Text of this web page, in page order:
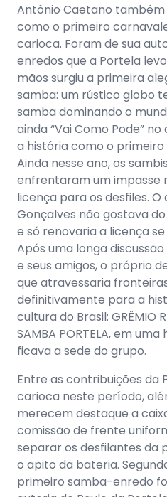
Antônio Caetano
como o primeiro
carioca. Foram de sua
enredos que a Portela
mãos surgiu a primeira
samba: um rústico globo
samba dominando o
ainda “Vai Como Pode”
a história como o primeiro
Ainda nesse ano, os
enfrentaram um impasse
licença para os desfiles.
Gonçalves não gostava
e só renovaria a licença
Após uma longa
e seus amigos, o próprio
que atravessaria
definitivamente para a
cultura do Brasil: GRÊMIO
SAMBA PORTELA, em
ficava a sede do grupo.
Entre as contribuições da
carioca neste período,
merecem destaque a
comissão de frente
separar os desfilantes da
o apito da bateria.
primeiro samba-enredo